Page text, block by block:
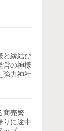
と縁結び
営の神様
強力神社
商売繁
りに途中